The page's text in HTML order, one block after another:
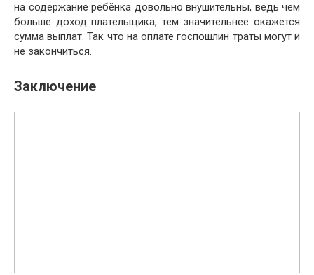
на содержание ребёнка довольно внушительны, ведь чем
больше доход плательщика, тем значительнее окажется
сумма выплат. Так что на оплате госпошлин траты могут и
не закончиться.
Заключение